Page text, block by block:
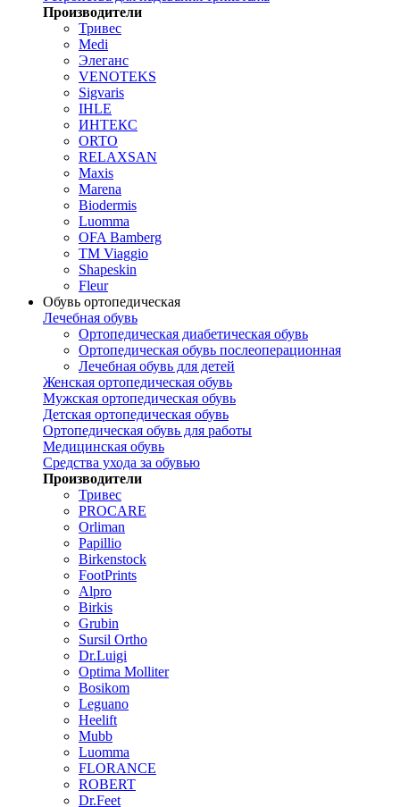
Производители
Тривес
Medi
Элеганс
VENOTEKS
Sigvaris
IHLE
ИНТЕКС
ORTO
RELAXSAN
Maxis
Marena
Biodermis
Luomma
OFA Bamberg
TM Viaggio
Shapeskin
Fleur
Обувь ортопедическая
Лечебная обувь
Ортопедическая диабетическая обувь
Ортопедическая обувь послеоперационная
Лечебная обувь для детей
Женская ортопедическая обувь
Мужская ортопедическая обувь
Детская ортопедическая обувь
Ортопедическая обувь для работы
Медицинская обувь
Средства ухода за обувью
Производители
Тривес
PROCARE
Orliman
Papillio
Birkenstock
FootPrints
Alpro
Birkis
Grubin
Sursil Ortho
Dr.Luigi
Optima Molliter
Bosikom
Leguano
Heelift
Mubb
Luomma
FLORANCE
ROBERT
Dr.Feet